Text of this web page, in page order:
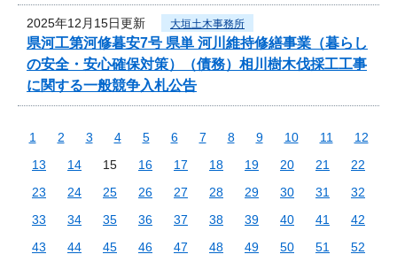
2025年12月15日更新 大垣土木事務所
県河工第河修暮安7号 県単 河川維持修繕事業（暮らし
の安全・安心確保対策）（債務）相川樹木伐採工工事
に関する一般競争入札公告
1 2 3 4 5 6 7 8 9 10 11
12
13
14 15 16 17 18 19 20 21
22
23
24 25 26 27 28 29 30 31
32
33
34 35 36 37 38 39 40 41
42
43
44 45 46 47 48 49 50 51
52